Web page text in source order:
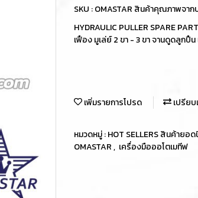
SKU : OMASTAR สินค้าคุณภาพจาก
HYDRAULIC PULLER SPARE
เฟือง มูเล่ย์ 2 ขา - 3 ขา จานดูดลูกปื
เพิ่มรายการโปรด เปรีย
หมวดหมู่ :HOT SELLERS สินค้ายอ
OMASTAR, เครื่องมือออโตเมทีฟ